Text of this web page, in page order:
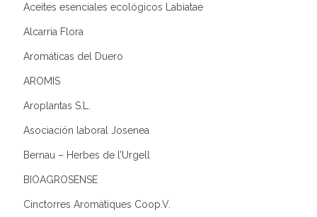
Aceites esenciales ecológicos Labiatae
Alcarria Flora
Aromáticas del Duero
AROMIS
Aroplantas S.L.
Asociación laboral Josenea
Bernau – Herbes de l’Urgell
BIOAGROSENSE
Cinctorres Aromàtiques Coop.V.